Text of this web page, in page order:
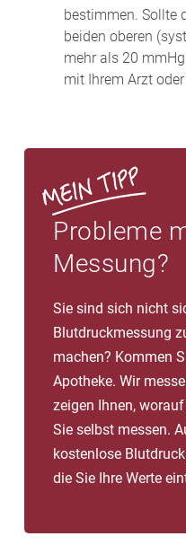
bestimmen. Sollte
beiden oberen
mehr als 20
mit Ihrem Arzt
Probleme
Messung?
Sie sind sich nicht
Blutdruckmessung
machen? Kommen
Apotheke. Wir
zeigen Ihnen,
Sie selbst messen.
kostenlose
die Sie Ihre Werte